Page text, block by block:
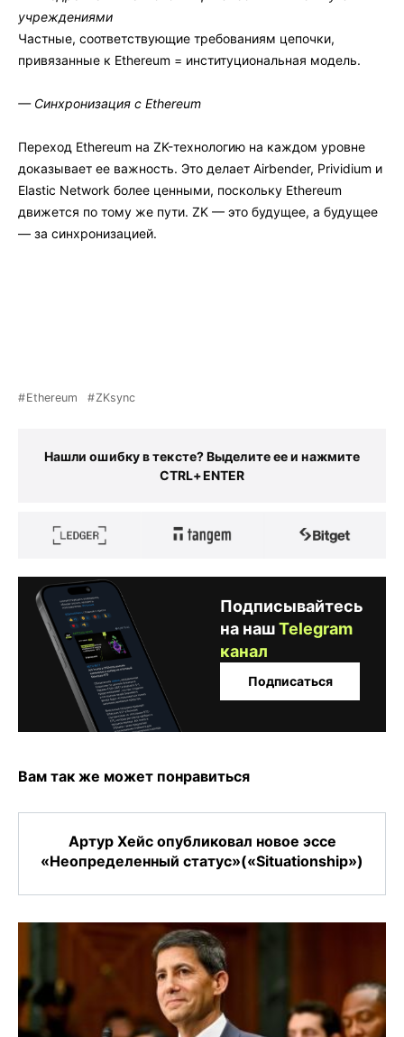
учреждениями
Частные, соответствующие требованиям цепочки,
привязанные к Ethereum = институциональная модель.
— Синхронизация с Ethereum
Переход Ethereum на ZK-технологию на каждом уровне
доказывает ее важность. Это делает Airbender, Prividium и
Elastic Network более ценными, поскольку Ethereum
движется по тому же пути. ZK — это будущее, а будущее
— за синхронизацией.
Ethereum ZKsync
Нашли ошибку в тексте? Выделите ее и нажмите
CTRL+ENTER
Подписывайтесь
на нашTelegram
канал
Подписаться
Вам так же может понравиться
Артур Хейс опубликовал новое эссе
«Неопределенный статус»(«Situationship»)